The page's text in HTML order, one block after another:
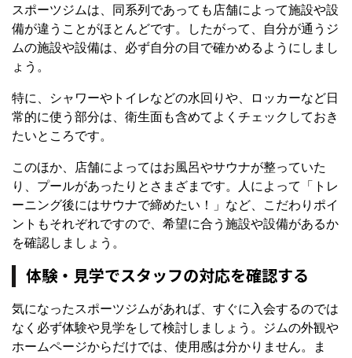
スポーツジムは、同系列であっても店舗によって施設や設
備が違うことがほとんどです。したがって、自分が通うジ
ムの施設や設備は、必ず自分の目で確かめるようにしまし
ょう。
特に、シャワーやトイレなどの水回りや、ロッカーなど日
常的に使う部分は、衛生面も含めてよくチェックしておき
たいところです。
このほか、店舗によってはお風呂やサウナが整っていた
り、プールがあったりとさまざまです。人によって「トレ
ーニング後にはサウナで締めたい！」など、こだわりポイ
ントもそれぞれですので、希望に合う施設や設備があるか
を確認しましょう。
体験・見学でスタッフの対応を確認する
気になったスポーツジムがあれば、すぐに入会するのでは
なく必ず体験や見学をして検討しましょう。ジムの外観や
ホームページからだけでは、使用感は分かりません。ま